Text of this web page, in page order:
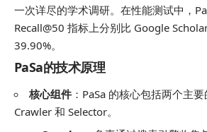
一次详尽的学术调研。在性能测试中，
Recall@50 指标上分别比 Google
39.90%。
PaSa的技术原理
核心组件：PaSa 的核心包括两个主要
Crawler 和 Selector。